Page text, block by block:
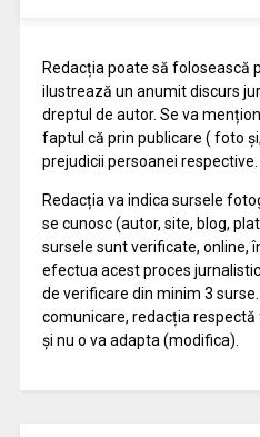
Redacția poate să folosească
ilustrează un anumit discurs
dreptul de autor. Se va
faptul că prin publicare ( foto
prejudicii persoanei respective.
Redacția va indica sursele
se cunosc (autor, site, blog,
sursele sunt verificate, online,
efectua acest proces
de verificare din minim 3
comunicare, redacția
și nu o va adapta (modifica).